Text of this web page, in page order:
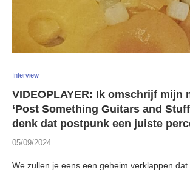
Interview
VIDEOPLAYER: Ik omschrijf mijn
‘Post Something Guitars and
denk dat postpunk een juiste
05/09/2024
We zullen je eens een geheim verklappen dat